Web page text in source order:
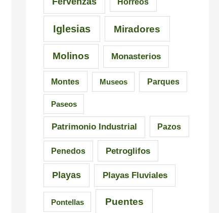
Iglesias Miradores
Molinos Monasterios
Montes Museos Parques
Paseos
Patrimonio Industrial Pazos
Penedos Petroglifos
Playas Playas Fluviales
Pontellas Puentes